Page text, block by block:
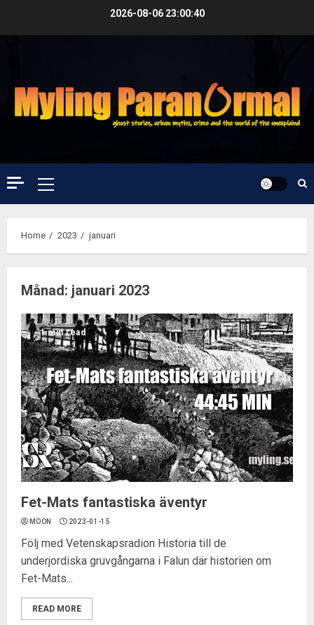
2026-08-06 23:00:41
Primary
Menu
Home 2023 januari
Månad: januari 2023
1 min read
Fet-Mats fantastiska äventyr
MOON 2023-01-15
Följ med Vetenskapsradion Historia till de
underjordiska gruvgångarna i Falun där historien om
Fet-Mats...
READ MORE